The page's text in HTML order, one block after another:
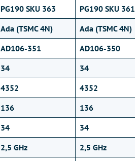
PG190 SKU 363
PG190 SKU 361
Ada (TSMC 4N)
Ada (TSMC 4N)
AD106-351
AD106-350
34
34
4352
4352
136
136
34
34
2,5 GHz
2,5 GHz